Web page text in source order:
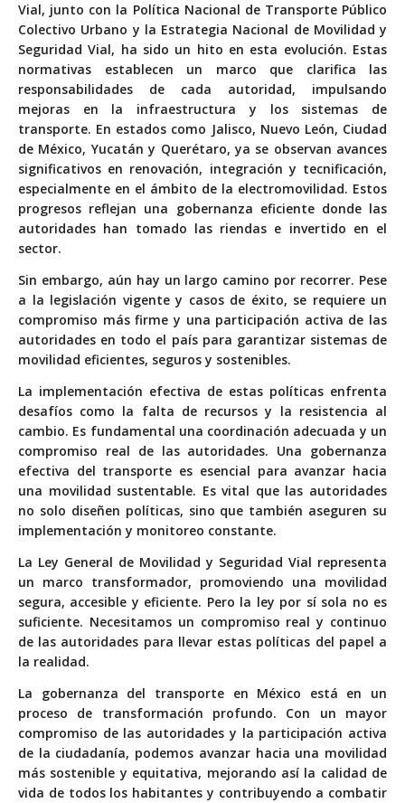
Vial, junto con la Política Nacional de Transporte Público
Colectivo Urbano y la Estrategia Nacional de Movilidad y
Seguridad Vial, ha sido un hito en esta evolución. Estas
normativas establecen un marco que clarifica las
responsabilidades de cada autoridad, impulsando
mejoras en la infraestructura y los sistemas de
transporte. En estados como Jalisco, Nuevo León, Ciudad
de México, Yucatán y Querétaro, ya se observan avances
significativos en renovación, integración y tecnificación,
especialmente en el ámbito de la electromovilidad. Estos
progresos reflejan una gobernanza eficiente donde las
autoridades han tomado las riendas e invertido en el
sector.
Sin embargo, aún hay un largo camino por recorrer. Pese
a la legislación vigente y casos de éxito, se requiere un
compromiso más firme y una participación activa de las
autoridades en todo el país para garantizar sistemas de
movilidad eficientes, seguros y sostenibles.
La implementación efectiva de estas políticas enfrenta
desafíos como la falta de recursos y la resistencia al
cambio. Es fundamental una coordinación adecuada y un
compromiso real de las autoridades. Una gobernanza
efectiva del transporte es esencial para avanzar hacia
una movilidad sustentable. Es vital que las autoridades
no solo diseñen políticas, sino que también aseguren su
implementación y monitoreo constante.
La Ley General de Movilidad y Seguridad Vial representa
un marco transformador, promoviendo una movilidad
segura, accesible y eficiente. Pero la ley por sí sola no es
suficiente. Necesitamos un compromiso real y continuo
de las autoridades para llevar estas políticas del papel a
la realidad.
La gobernanza del transporte en México está en un
proceso de transformación profundo. Con un mayor
compromiso de las autoridades y la participación activa
de la ciudadanía, podemos avanzar hacia una movilidad
más sostenible y equitativa, mejorando así la calidad de
vida de todos los habitantes y contribuyendo a combatir